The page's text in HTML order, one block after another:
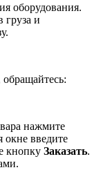
оборудования.
груза и
нажмите
введите
кнопку Заказать.